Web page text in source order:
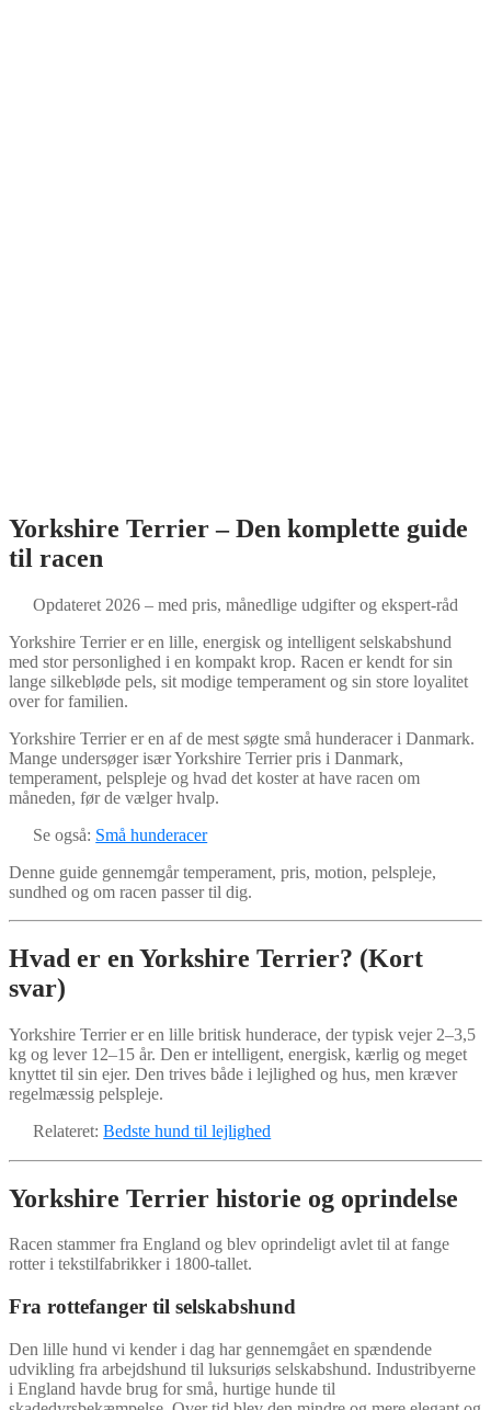
Yorkshire Terrier – Den komplette guide
til racen
Opdateret 2026 – med pris, månedlige udgifter og ekspert-råd
Yorkshire Terrier er en lille, energisk og intelligent selskabshund
med stor personlighed i en kompakt krop. Racen er kendt for sin
lange silkebløde pels, sit modige temperament og sin store loyalitet
over for familien.
Yorkshire Terrier er en af de mest søgte små hunderacer i Danmark.
Mange undersøger især Yorkshire Terrier pris i Danmark,
temperament, pelspleje og hvad det koster at have racen om
måneden, før de vælger hvalp.
Se også: Små hunderacer
Denne guide gennemgår temperament, pris, motion, pelspleje,
sundhed og om racen passer til dig.
Hvad er en Yorkshire Terrier? (Kort
svar)
Yorkshire Terrier er en lille britisk hunderace, der typisk vejer 2–3,5
kg og lever 12–15 år. Den er intelligent, energisk, kærlig og meget
knyttet til sin ejer. Den trives både i lejlighed og hus, men kræver
regelmæssig pelspleje.
Relateret:Bedste hund til lejlighed
Yorkshire Terrier historie og oprindelse
Racen stammer fra England og blev oprindeligt avlet til at fange
rotter i tekstilfabrikker i 1800-tallet.
Fra rottefanger til selskabshund
Den lille hund vi kender i dag har gennemgået en spændende
udvikling fra arbejdshund til luksuriøs selskabshund. Industribyerne
i England havde brug for små, hurtige hunde til